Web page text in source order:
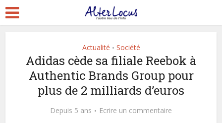
Actualité • Société
Adidas cède sa filiale Reebok à
Authentic Brands Group pour
plus de 2 milliards d’euros
Depuis 5 ans Ecrire un commentaire